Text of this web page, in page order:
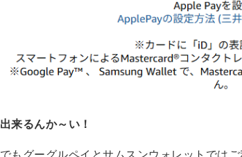
出来るんか～い！